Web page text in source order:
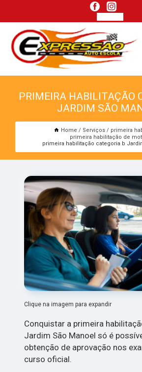
PRIMEIRA HABILITAÇÃO
JARDIM SÃO
Home Serviços
primeira
primeira habilitação de
primeira habilitação categoria b
Clique na imagem para expandir
Conquistar a primeira
Jardim São Manoel só é
obtenção de aprovação nos
curso oficial.